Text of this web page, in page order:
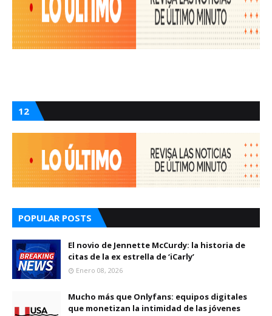
12
POPULAR POSTS
El novio de Jennette McCurdy: la historia de
citas de la ex estrella de ‘iCarly’
Enero 08, 2026
Mucho más que Onlyfans: equipos digitales
que monetizan la intimidad de las jóvenes